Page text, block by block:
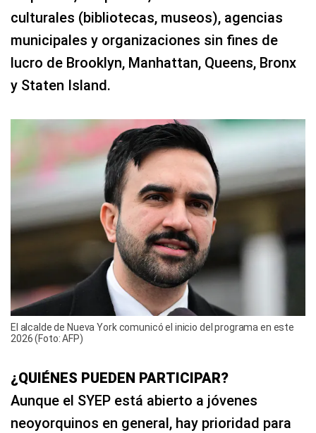
culturales (bibliotecas, museos), agencias
municipales y organizaciones sin fines de
lucro de Brooklyn, Manhattan, Queens, Bronx
y Staten Island.
El alcalde de Nueva York comunicó el inicio del programa en este
2026 (Foto: AFP)
¿QUIÉNES PUEDEN PARTICIPAR?
Aunque el SYEP está abierto a jóvenes
neoyorquinos en general, hay prioridad para